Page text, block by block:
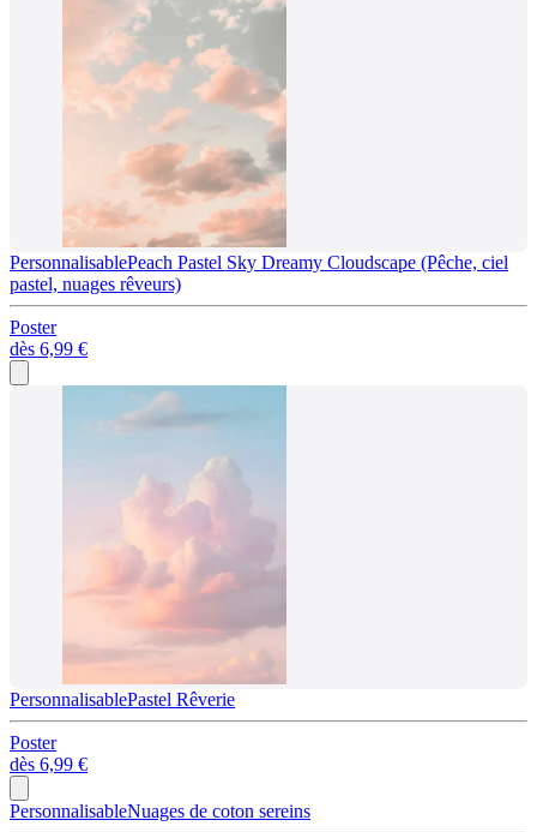
PersonnalisablePeach Pastel Sky Dreamy Cloudscape (Pêche, ciel
pastel, nuages rêveurs)
Poster
dès 6,99 €
PersonnalisablePastel Rêverie
Poster
dès 6,99 €
PersonnalisableNuages de coton sereins